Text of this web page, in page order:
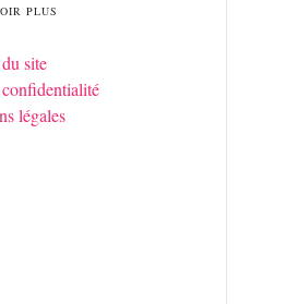
PLUS
site
légales